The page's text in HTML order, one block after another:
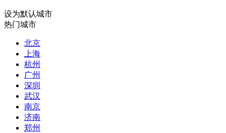
设为默认城市
热门城市
北京
上海
杭州
广州
深圳
武汉
南京
济南
郑州